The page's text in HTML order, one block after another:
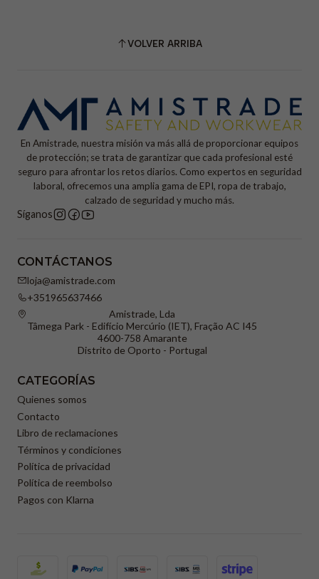
VOLVER ARRIBA
En Amistrade, nuestra misión va más allá de proporcionar equipos
de protección; se trata de garantizar que cada profesional esté
seguro para afrontar los retos diarios. Como expertos en seguridad
laboral, ofrecemos una amplia gama de EPI, ropa de trabajo,
calzado de seguridad y mucho más.
Síganos
CONTÁCTANOS
loja@amistrade.com
+351965637466
Amistrade, Lda
Tâmega Park - Edifício Mercúrio (IET), Fração AC I45
4600-758 Amarante
Distrito de Oporto - Portugal
CATEGORÍAS
Quienes somos
Contacto
Libro de reclamaciones
Términos y condiciones
Política de privacidad
Política de reembolso
Pagos con Klarna